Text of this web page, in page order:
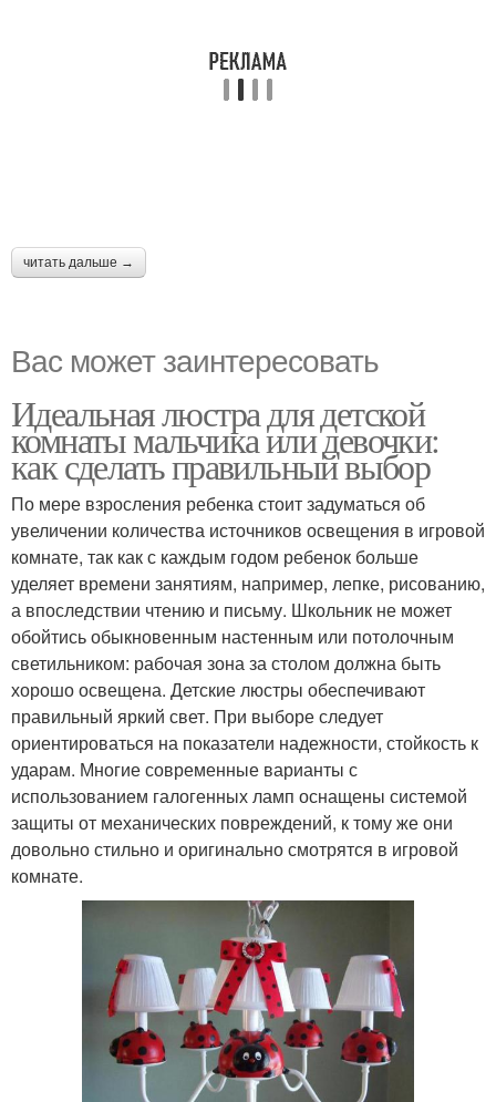
читать дальше →
Вас может заинтересовать
Идеальная люстра для детской
комнаты мальчика или девочки:
как сделать правильный выбор
По мере взросления ребенка стоит задуматься об
увеличении количества источников освещения в игровой
комнате, так как с каждым годом ребенок больше
уделяет времени занятиям, например, лепке, рисованию,
а впоследствии чтению и письму. Школьник не может
обойтись обыкновенным настенным или потолочным
светильником: рабочая зона за столом должна быть
хорошо освещена. Детские люстры обеспечивают
правильный яркий свет. При выборе следует
ориентироваться на показатели надежности, стойкость к
ударам. Многие современные варианты с
использованием галогенных ламп оснащены системой
защиты от механических повреждений, к тому же они
довольно стильно и оригинально смотрятся в игровой
комнате.